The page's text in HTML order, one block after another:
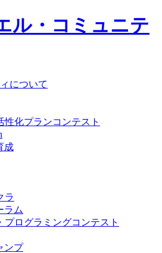
について
性化プランコンテスト
成
ラ
ラム
プログラミングコンテスト
ンプ